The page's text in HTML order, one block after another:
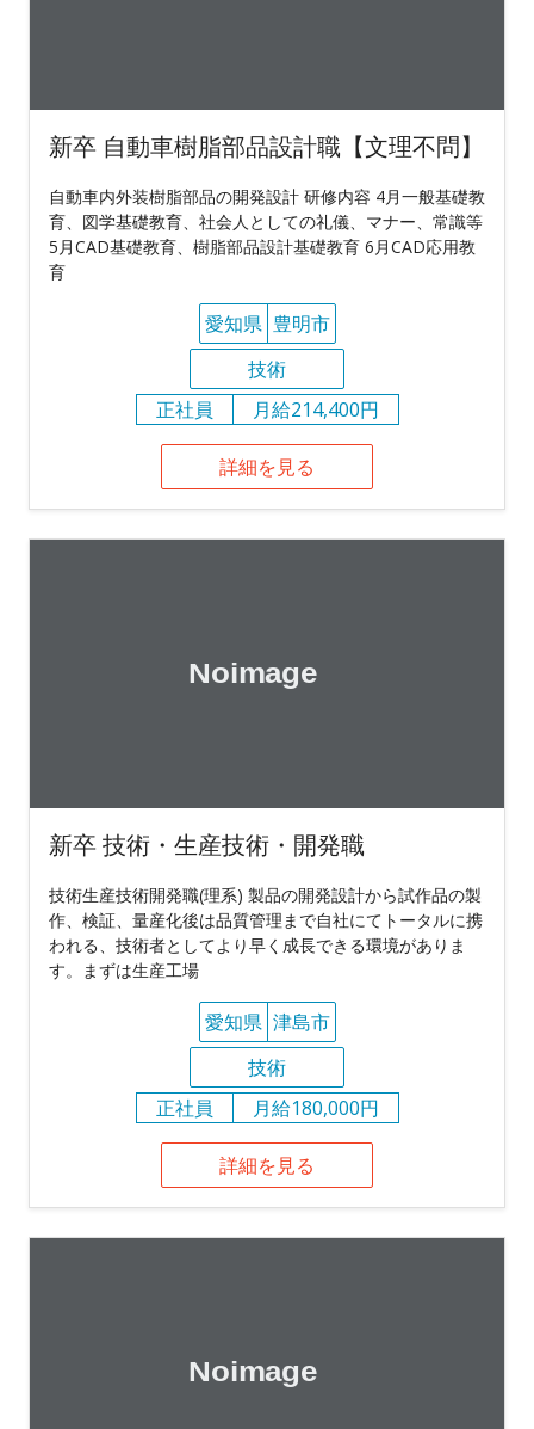
新卒 自動車樹脂部品設計職【文理不問】
自動車内外装樹脂部品の開発設計 研修内容 4月一般基礎教
育、図学基礎教育、社会人としての礼儀、マナー、常識等
5月CAD基礎教育、樹脂部品設計基礎教育 6月CAD応用教
育
愛知県 豊明市
技術
正社員
月給214,400円
詳細を見る
新卒 技術・生産技術・開発職
技術生産技術開発職(理系) 製品の開発設計から試作品の製
作、検証、量産化後は品質管理まで自社にてトータルに携
われる、技術者としてより早く成長できる環境がありま
す。まずは生産工場
愛知県 津島市
技術
正社員
月給180,000円
詳細を見る